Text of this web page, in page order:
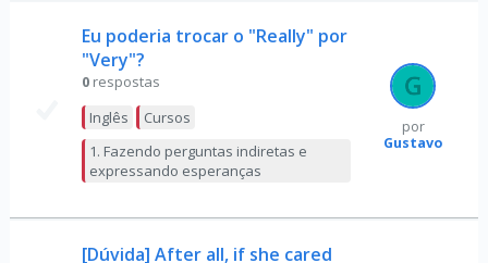
Eu poderia trocar o "Really" por
"Very"?
0 respostas
Inglês
Cursos
1. Fazendo perguntas indiretas e
expressando esperanças
por
Gustavo
[Dúvida] After all, if she cared